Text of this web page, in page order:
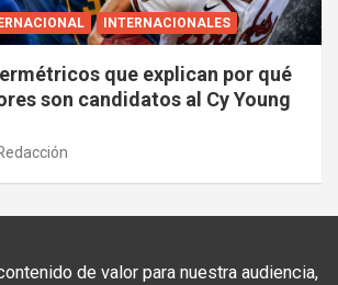
INTERNACIONALES
que explican por qué
son candidatos al Cy Young
Redacción
de valor para nuestra audiencia,